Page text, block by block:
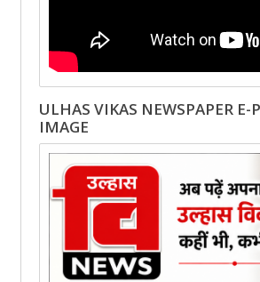
ULHAS VIKAS NEWSPAPER E-
IMAGE